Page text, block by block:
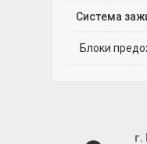
Система
Блоки
г.